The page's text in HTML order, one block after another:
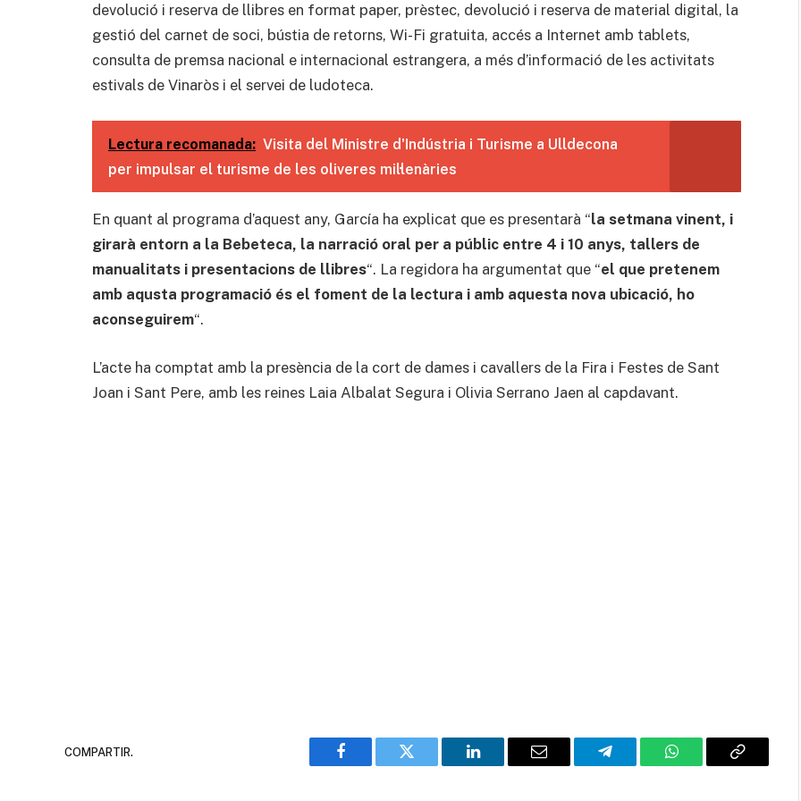
devolució i reserva de llibres en format paper, prèstec, devolució i reserva de material digital, la
gestió del carnet de soci, bústia de retorns, Wi-Fi gratuita, accés a Internet amb tablets,
consulta de premsa nacional e internacional estrangera, a més d’informació de les activitats
estivals de Vinaròs i el servei de ludoteca.
Lectura recomanada: Visita del Ministre d'Indústria i Turisme a Ulldecona
per impulsar el turisme de les oliveres mil·lenàries
En quant al programa d’aquest any, García ha explicat que es presentarà “la setmana vinent, i
girarà entorn a la Bebeteca, la narració oral per a públic entre 4 i 10 anys, tallers de
manualitats i presentacions de llibres“. La regidora ha argumentat que “el que pretenem
amb aqusta programació és el foment de la lectura i amb aquesta nova ubicació, ho
aconseguirem“.
L’acte ha comptat amb la presència de la cort de dames i cavallers de la Fira i Festes de Sant
Joan i Sant Pere, amb les reines Laia Albalat Segura i Olivia Serrano Jaen al capdavant.
COMPARTIR.
Facebook Twitter LinkedIn Email Telegram WhatsAppCopia